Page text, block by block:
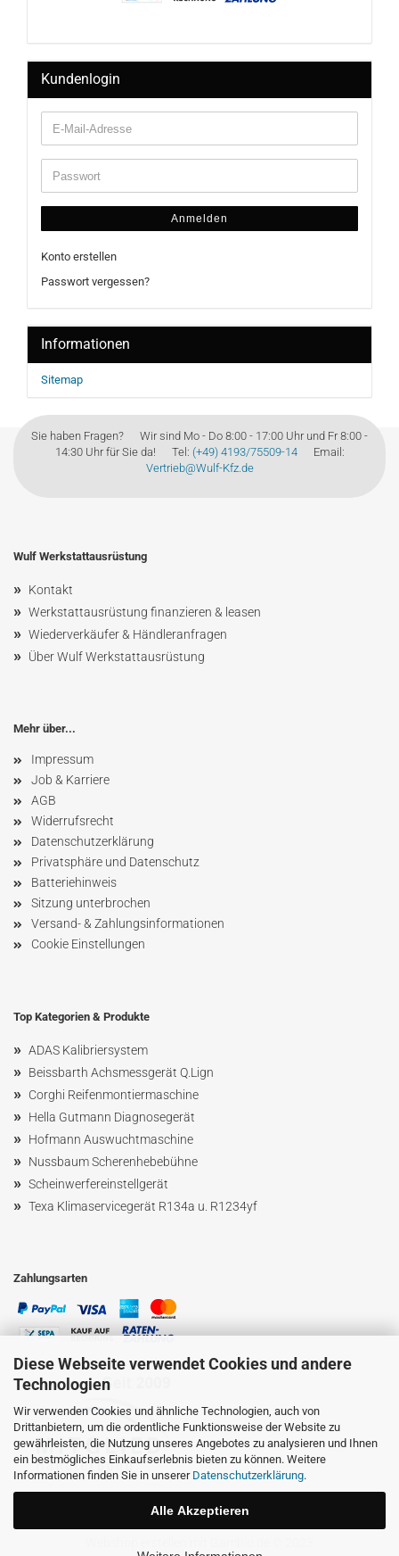
Diese Webseite verwendet Cookies und andere
Technologien
Wir verwenden Cookies und ähnliche Technologien, auch von
Drittanbietern, um die ordentliche Funktionsweise der Website zu
gewährleisten, die Nutzung unseres Angebotes zu analysieren und Ihnen
ein bestmögliches Einkaufserlebnis bieten zu können. Weitere
Informationen finden Sie in unserer Datenschutzerklärung.
Alle Akzeptieren
Kundenlogin
Anmelden
Konto erstellen
Passwort vergessen?
Informationen
Sitemap
Sie haben Fragen? Wir sind Mo - Do 8:00 - 17:00 Uhr und Fr 8:00 -
14:30 Uhr für Sie da! Tel: (+49) 4193/75509-14Email:
Vertrieb@Wulf-Kfz.de
Wulf Werkstattausrüstung
» Kontakt
» Werkstattausrüstung finanzieren & leasen
» Wiederverkäufer & Händleranfragen
» Über Wulf Werkstattausrüstung
Mehr über...
Impressum
Job & Karriere
AGB
Widerrufsrecht
Datenschutzerklärung
Privatsphäre und Datenschutz
Batteriehinweis
Sitzung unterbrochen
Versand- & Zahlungsinformationen
Cookie Einstellungen
Top Kategorien & Produkte
» ADAS Kalibriersystem
» Beissbarth Achsmessgerät Q.Lign
» Corghi Reifenmontiermaschine
» Hella Gutmann Diagnosegerät
» Hofmann Auswuchtmaschine
» NussbaumScherenhebebühne
» Scheinwerfereinstellgerät
» Texa Klimaservicegerät R134a u. R1234yf
Zahlungsarten